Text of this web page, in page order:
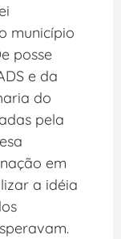
município
posse
e da
do
pela
em
a idéia